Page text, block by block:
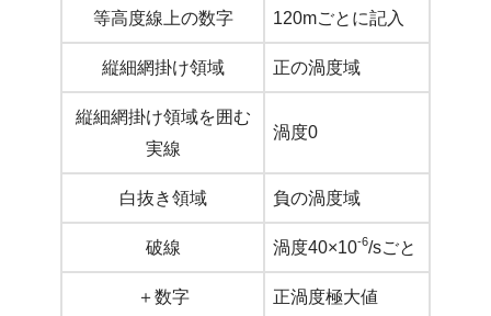
等高度線上の数字 120mごとに記入
縦細網掛け領域 正の渦度域
縦細網掛け領域を囲む
実線
渦度0
白抜き領域 負の渦度域
破線 渦度40×10-6/sごと
＋数字 正渦度極大値